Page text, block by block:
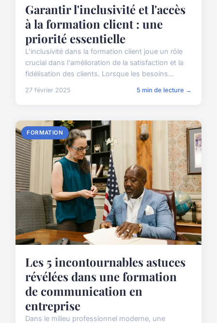
Garantir l'inclusivité et l'accès
à la formation client : une
priorité essentielle
L'inclusivité dans la formation client joue un rôle
crucial dans l'amélioration de la satisfaction et la
fidélisation des clients. Lorsque les besoins...
27 février 2025 5 min de lecture →
FORMATION
Les 5 incontournables astuces
révélées dans une formation
de communication en
entreprise
Dans le milieu professionnel moderne, une